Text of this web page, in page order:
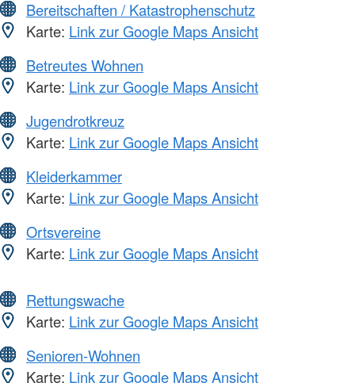
Bereitschaften / Katastrophenschutz
Karte: Link zur Google Maps Ansicht
Betreutes Wohnen
Karte: Link zur Google Maps Ansicht
Jugendrotkreuz
Karte: Link zur Google Maps Ansicht
Kleiderkammer
Karte: Link zur Google Maps Ansicht
Ortsvereine
Karte: Link zur Google Maps Ansicht
Rettungswache
Karte: Link zur Google Maps Ansicht
Senioren-Wohnen
Karte: Link zur Google Maps Ansicht